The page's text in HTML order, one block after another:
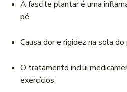
o A fascite plantar é uma
pé.
Causa dor e rigidez na sola do
O tratamento inclui
exercícios.